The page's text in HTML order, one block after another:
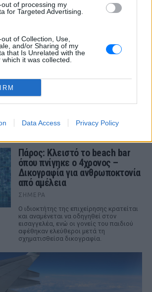
of processing my
for Targeted Advertising.
of Collection, Use,
and/or Sharing of my
that Is Unrelated with the
it was collected.
Data Access Privacy Policy
της αστυνομίας, αλλά ισχύουν
συγκεκριμένοι κανόνες που κάθε οδηγός
Επίθεση στον Ερυθρό Σταυρό:
Ασθενής χτύπησε νοσηλεύτρια
σε πόρτες ‑ Τι καταγγέλλει η
Το περιστατικό βίας στα Επείγοντα
σημειώθηκε τα ξημερώματα του
Μιχάλης Γιαννάκος ζητά ουσιαστικά
μέτρα προστασίας για το νοσηλευτικό
Πάρος: Κλειστό το beach bar
όπου πνίγηκε ο 4χρονος –
Δικογραφία για ανθρωποκτονία
από αμέλεια
ΣΉΜΕΡΑ
Ο ιδιοκτήτης της επιχείρησης κρατείται
και αναμένεται να οδηγηθεί στον
εισαγγελέα, ενώ οι γονείς του παιδιού
αφέθηκαν ελεύθεροι μετά τη
σχηματισθείσα δικογραφία.